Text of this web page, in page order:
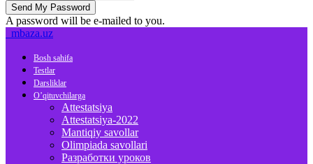
A password will be e-mailed to you.
mbaza.uz
Bosh sahifa
Testlar
Darsliklar
O’qituvchilarga
Attestatsiya
Attestatsiya-2022
Mantiqiy savollar
Olimpiada savollari
Разработки уроков